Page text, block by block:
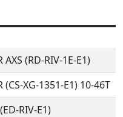
AXS (RD-RIV-1E-E1)
(CS-XG-1351-E1) 10-46T
RIV-E1)